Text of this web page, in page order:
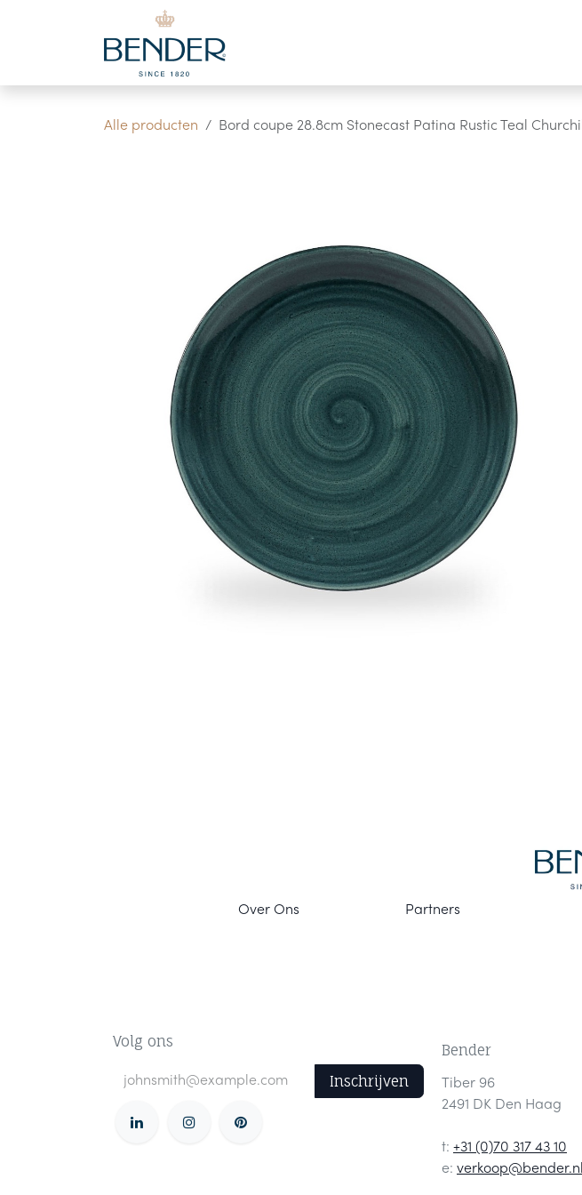
Overslaan naar inhoud
Alle producten Bord coupe 28.8cm Stonecast Patina Rustic Teal Churchill
Volg ons
Inschrijven
Bender
Tiber 96
2491 DK Den Haag
t: +31 (0)70 317 43 10
e: verkoop@bender.nl
Partners
Over Ons